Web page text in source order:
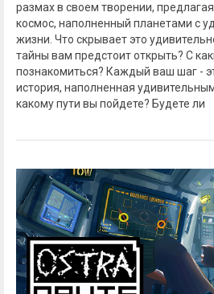
размах в своем творении,
космос, наполненный планетами с
жизни. Что скрывает это
тайны вам предстоит открыть? С
познакомиться? Каждый ваш шаг -
история, наполненная
какому пути вы пойдете? Будете ли